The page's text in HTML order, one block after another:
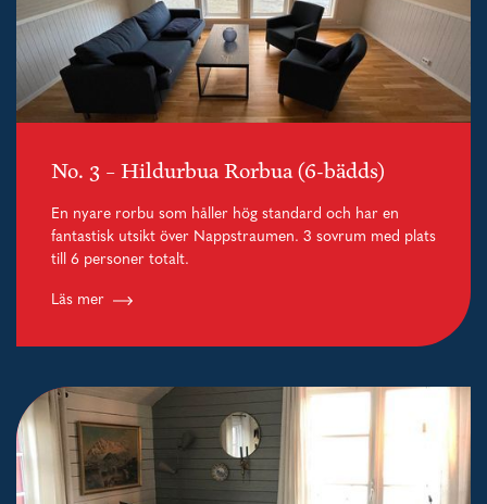
No. 3 – Hildurbua Rorbua (6-bädds)
En nyare rorbu som håller hög standard och har en
fantastisk utsikt över Nappstraumen. 3 sovrum med plats
till 6 personer totalt.
Läs mer